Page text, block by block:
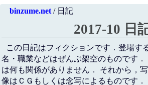
binzume.net/ 日記
2017-10 日
この日記はフィクションです．登場す
名・職業などはぜんぶ架空のものです．
は何も関係がありません． それから，
像はＣＧもしくは念写によるものです．